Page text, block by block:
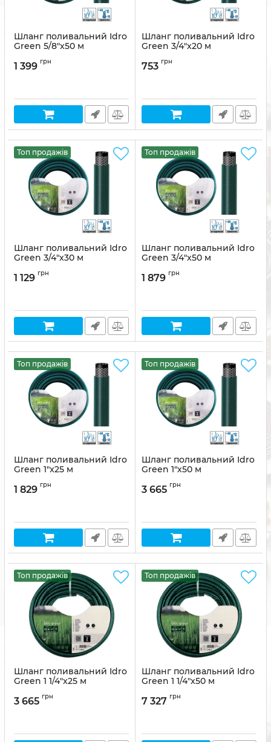
Шланг поливальний Idro
Green 5/8"x50 м
1 399 грн
Шланг поливальний Idro
Green 3/4"x20 м
753 грн
Топ продажів
Шланг поливальний Idro
Green 3/4"x30 м
1 129 грн
Топ продажів
Шланг поливальний Idro
Green 3/4"x50 м
1 879 грн
Топ продажів
Шланг поливальний Idro
Green 1"x25 м
1 829 грн
Топ продажів
Шланг поливальний Idro
Green 1"x50 м
3 665 грн
Топ продажів
Шланг поливальний Idro
Green 1 1/4"x25 м
3 665 грн
Топ продажів
Шланг поливальний Idro
Green 1 1/4"x50 м
7 327 грн